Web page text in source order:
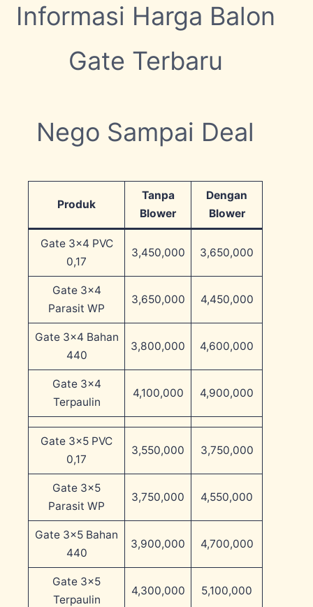
Informasi Harga Balon
Gate Terbaru
Nego Sampai Deal
Produk
Tanpa
Blower
Dengan
Blower
Gate 3×4 PVC
0,17
3,450,000 3,650,000
Gate 3×4
Parasit WP
3,650,000 4,450,000
Gate 3×4 Bahan
440
3,800,000 4,600,000
Gate 3×4
Terpaulin
4,100,000 4,900,000
Gate 3×5 PVC
0,17
3,550,000 3,750,000
Gate 3×5
Parasit WP
3,750,000 4,550,000
Gate 3×5 Bahan
440
3,900,000 4,700,000
Gate 3×5
Terpaulin
4,300,000 5,100,000